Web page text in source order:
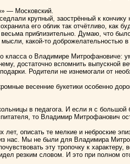
— Московский.
крупный, заострённый к
его облик так отчётливо, как
приблизительно. Думаю, что
какой-то доброжелательностью
класса о Владимире Митрофановиче:
достаточно вспомнить выпускной
Родители не изнемогали от
весенние букетики особенно
в педагога. И если я с
то Владимир Митрофанович
лет, описать те мелкие и неброские
нас. Мы не были для Владимира
эту тропочку к
резким словом. И это при полном